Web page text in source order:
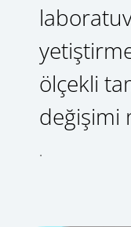
ölçekli
değişimi
.